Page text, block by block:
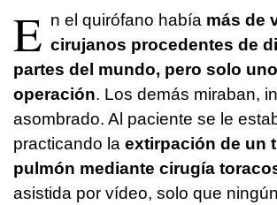
E n el quirófano había más de
cirujanos procedentes de
partes del mundo, pero solo
operación. Los demás miraban,
asombrado. Al paciente se le
practicando la extirpación de un
pulmón mediante cirugía
asistida por vídeo, solo que